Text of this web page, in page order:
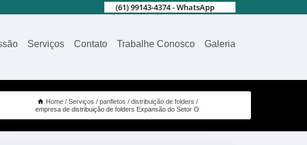
(61) 99143-4374 - WhatsApp
Serviços Contato Trabalhe Conosco Galeria
Home Serviços panfletos
distribuição de folders
empresa de distribuição de folders Expansão do Setor O